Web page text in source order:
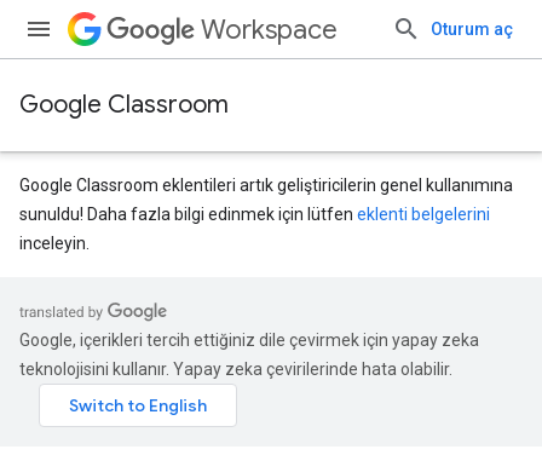
Workspace Oturum aç
Google Classroom
Google Classroom eklentileri artık geliştiricilerin genel kullanımına
sunuldu! Daha fazla bilgi edinmek için lütfen eklenti belgelerini
inceleyin.
Google, içerikleri tercih ettiğiniz dile çevirmek için yapay zeka
teknolojisini kullanır. Yapay zeka çevirilerinde hata olabilir.